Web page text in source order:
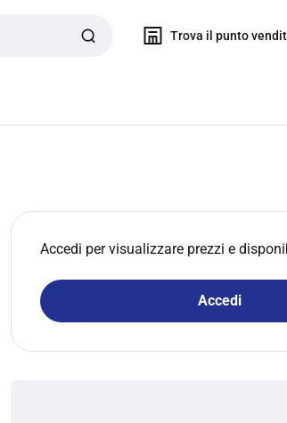
Trova il punto
Accedi per visualizzare prezzi e
Accedi